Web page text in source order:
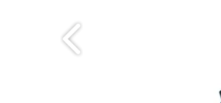
Edellinen